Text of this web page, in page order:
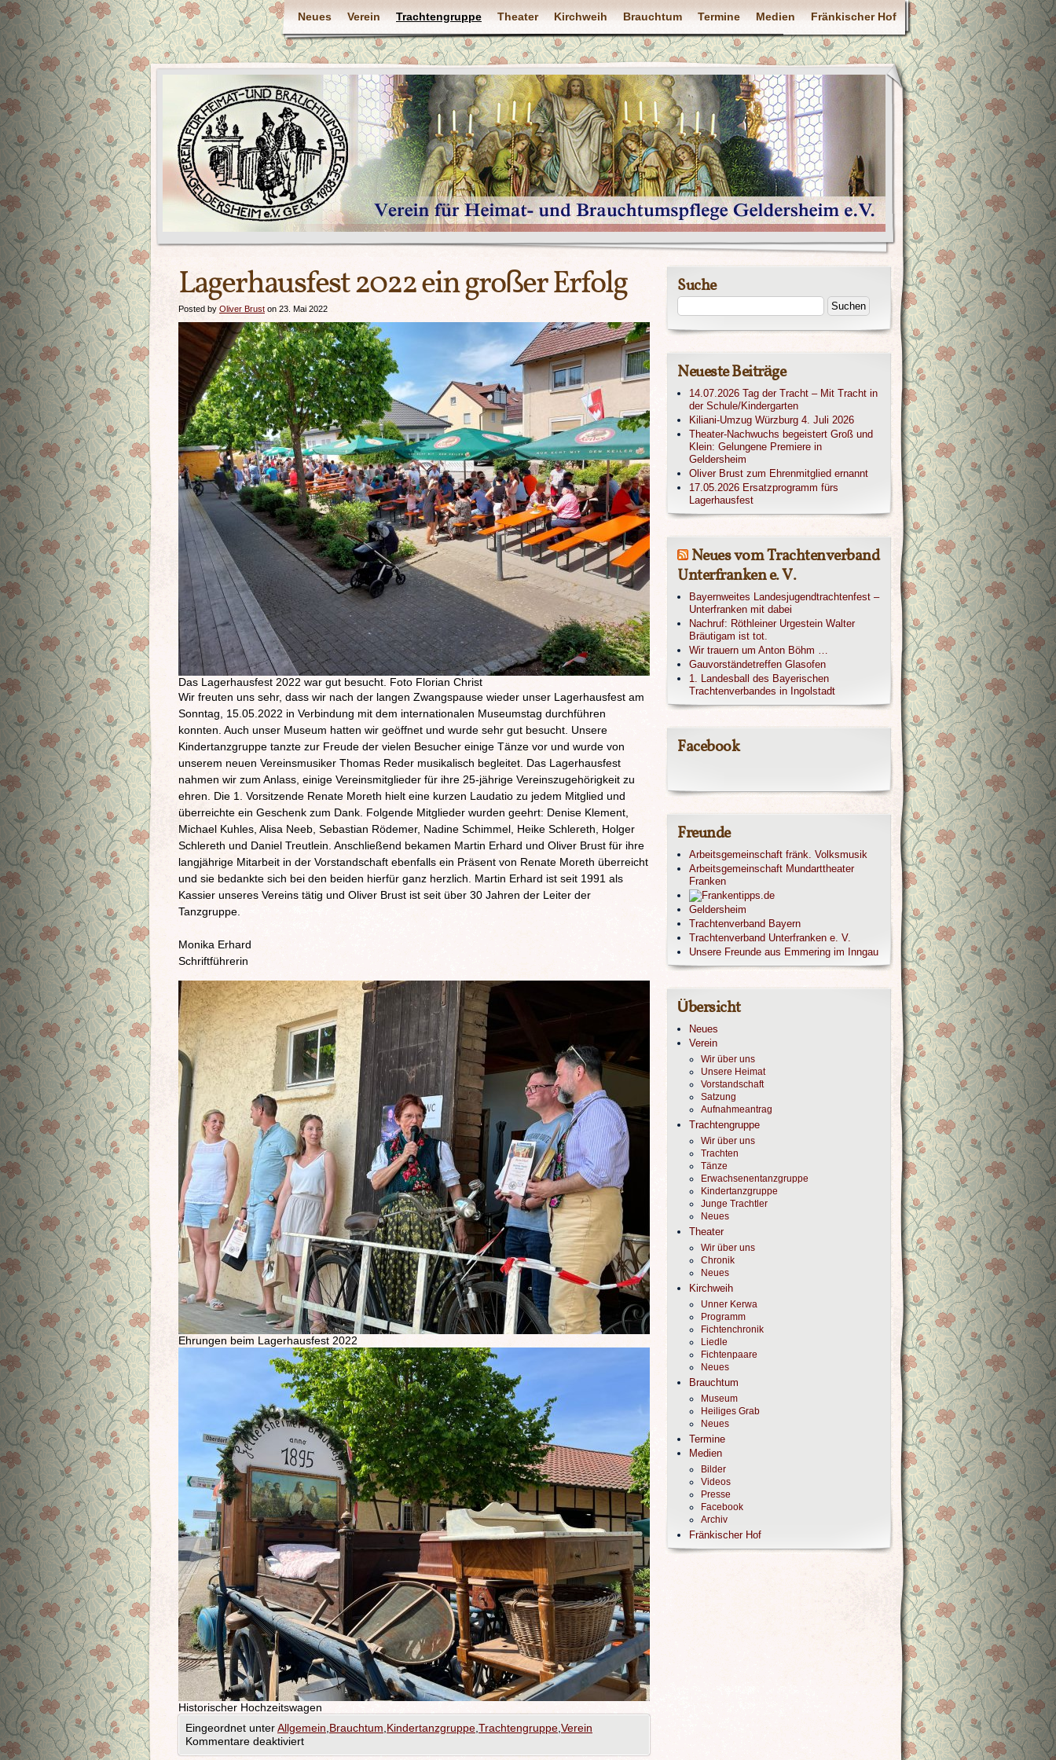
Neues Verein Trachtengruppe Theater Kirchweih Brauchtum Termine Medien Fränkischer Hof
Lagerhausfest 2022 ein großer Erfolg
Posted by Oliver Brust on 23. Mai 2022
Das Lagerhausfest 2022 war gut besucht. Foto Florian Christ
Wir freuten uns sehr, dass wir nach der langen Zwangspause wieder unser Lagerhausfest am
Sonntag, 15.05.2022 in Verbindung mit dem internationalen Museumstag durchführen
konnten. Auch unser Museum hatten wir geöffnet und wurde sehr gut besucht. Unsere
Kindertanzgruppe tanzte zur Freude der vielen Besucher einige Tänze vor und wurde von
unserem neuen Vereinsmusiker Thomas Reder musikalisch begleitet. Das Lagerhausfest
nahmen wir zum Anlass, einige Vereinsmitglieder für ihre 25-jährige Vereinszugehörigkeit zu
ehren. Die 1. Vorsitzende Renate Moreth hielt eine kurzen Laudatio zu jedem Mitglied und
überreichte ein Geschenk zum Dank. Folgende Mitglieder wurden geehrt: Denise Klement,
Michael Kuhles, Alisa Neeb, Sebastian Rödemer, Nadine Schimmel, Heike Schlereth, Holger
Schlereth und Daniel Treutlein. Anschließend bekamen Martin Erhard und Oliver Brust für ihre
langjährige Mitarbeit in der Vorstandschaft ebenfalls ein Präsent von Renate Moreth überreicht
und sie bedankte sich bei den beiden hierfür ganz herzlich. Martin Erhard ist seit 1991 als
Kassier unseres Vereins tätig und Oliver Brust ist seit über 30 Jahren der Leiter der
Tanzgruppe.
Monika Erhard
Schriftführerin
Ehrungen beim Lagerhausfest 2022
Historischer Hochzeitswagen
Eingeordnet unterAllgemein Brauchtum Kindertanzgruppe Trachtengruppe Verein
Kommentare deaktiviert
Suche
Neueste Beiträge
14.07.2026 Tag der Tracht – Mit Tracht in
der Schule/Kindergarten
Kiliani-Umzug Würzburg 4. Juli 2026
Theater-Nachwuchs begeistert Groß und
Klein: Gelungene Premiere in
Geldersheim
Oliver Brust zum Ehrenmitglied ernannt
17.05.2026 Ersatzprogramm fürs
Lagerhausfest
Neues vom Trachtenverband
Unterfranken e. V.
Bayernweites Landesjugendtrachtenfest –
Unterfranken mit dabei
Nachruf: Röthleiner Urgestein Walter
Bräutigam ist tot.
Wir trauern um Anton Böhm …
Gauvorständetreffen Glasofen
1. Landesball des Bayerischen
Trachtenverbandes in Ingolstadt
Facebook
Freunde
Arbeitsgemeinschaft fränk. Volksmusik
Arbeitsgemeinschaft Mundarttheater
Franken
Geldersheim
Trachtenverband Bayern
Trachtenverband Unterfranken e. V.
Unsere Freunde aus Emmering im Inngau
Übersicht
Neues
Verein
Wir über uns
Unsere Heimat
Vorstandschaft
Satzung
Aufnahmeantrag
Trachtengruppe
Wir über uns
Trachten
Tänze
Erwachsenentanzgruppe
Kindertanzgruppe
Junge Trachtler
Neues
Theater
Wir über uns
Chronik
Neues
Kirchweih
Unner Kerwa
Programm
Fichtenchronik
Liedle
Fichtenpaare
Neues
Brauchtum
Museum
Heiliges Grab
Neues
Termine
Medien
Bilder
Videos
Presse
Facebook
Archiv
Fränkischer Hof